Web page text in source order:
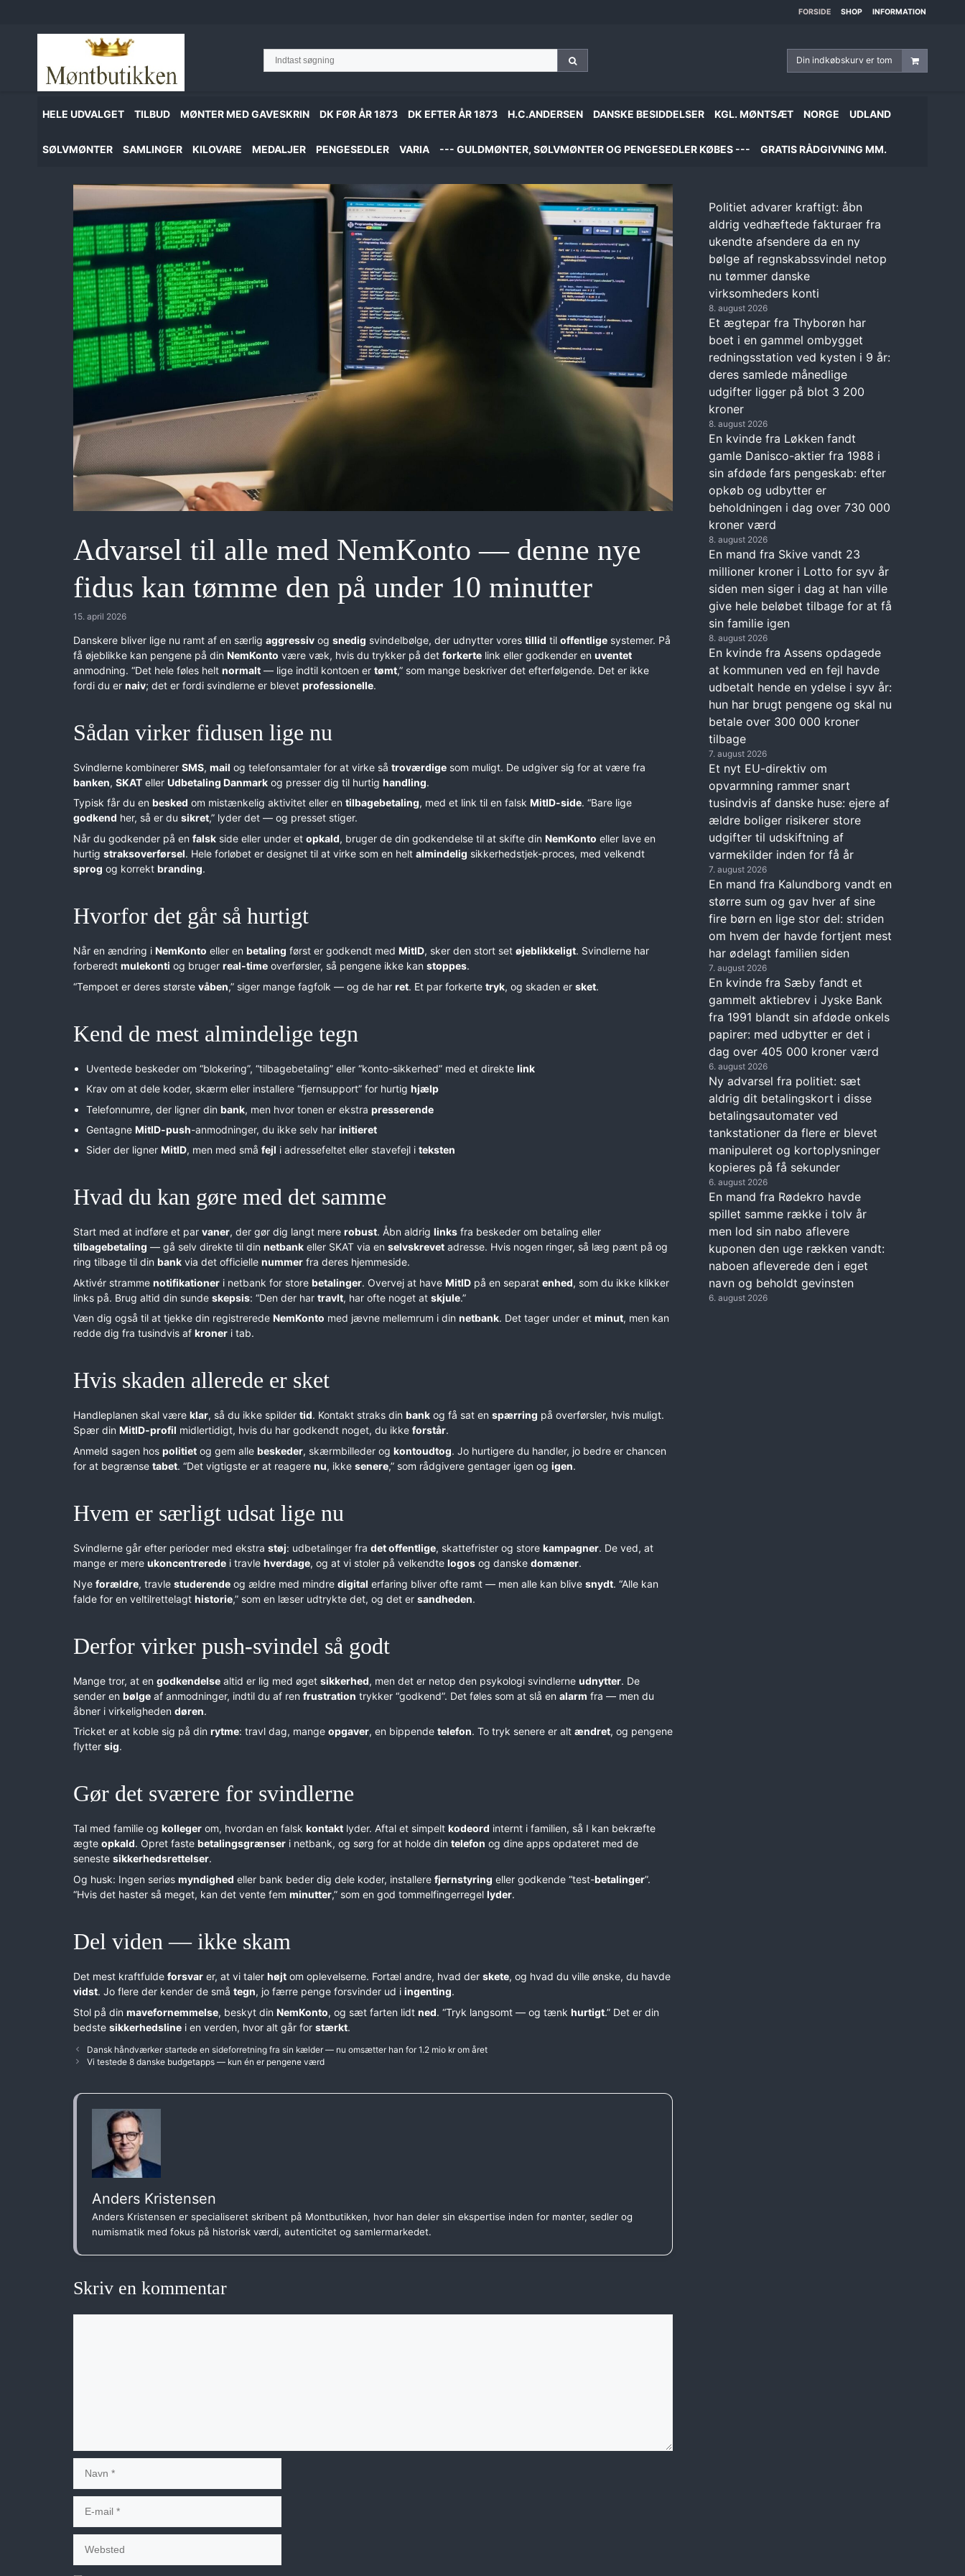
FORSIDE SHOP INFORMATION
Din indkøbskurv er tom
HELE UDVALGET TILBUD MØNTER MED GAVESKRIN DK FØR ÅR 1873 DK EFTER ÅR 1873 H.C.ANDERSEN DANSKE BESIDDELSER KGL. MØNTSÆT NORGE UDLAND
SØLVMØNTER SAMLINGER KILOVARE MEDALJER PENGESEDLER VARIA --- GULDMØNTER, SØLVMØNTER OG PENGESEDLER KØBES --- GRATIS RÅDGIVNING MM.
Advarsel til alle med NemKonto — denne nye
fidus kan tømme den på under 10 minutter
15. april 2026
Danskere bliver lige nu ramt af en særlig aggressiv og snedig svindelbølge, der udnytter vores tillid til offentlige systemer. På
få øjeblikke kan pengene på din NemKonto være væk, hvis du trykker på det forkerte link eller godkender en uventet
anmodning. “Det hele føles helt normalt — lige indtil kontoen er tømt,” som mange beskriver det efterfølgende. Det er ikke
fordi du er naiv; det er fordi svindlerne er blevet professionelle.
Sådan virker fidusen lige nu
Svindlerne kombinerer SMS, mail og telefonsamtaler for at virke så troværdige som muligt. De udgiver sig for at være fra
banken, SKAT eller Udbetaling Danmark og presser dig til hurtig handling.
Typisk får du en besked om mistænkelig aktivitet eller en tilbagebetaling, med et link til en falsk MitID-side. “Bare lige
godkend her, så er du sikret,” lyder det — og presset stiger.
Når du godkender på en falsk side eller under et opkald, bruger de din godkendelse til at skifte din NemKonto eller lave en
hurtig straksoverførsel. Hele forløbet er designet til at virke som en helt almindelig sikkerhedstjek-proces, med velkendt
sprog og korrekt branding.
Hvorfor det går så hurtigt
Når en ændring i NemKonto eller en betaling først er godkendt med MitID, sker den stort set øjeblikkeligt. Svindlerne har
forberedt mulekonti og bruger real-time overførsler, så pengene ikke kan stoppes.
“Tempoet er deres største våben,” siger mange fagfolk — og de har ret. Et par forkerte tryk, og skaden er sket.
Kend de mest almindelige tegn
Uventede beskeder om “blokering”, “tilbagebetaling” eller “konto-sikkerhed” med et direkte link
Krav om at dele koder, skærm eller installere “fjernsupport” for hurtig hjælp
Telefonnumre, der ligner din bank, men hvor tonen er ekstra presserende
Gentagne MitID-push-anmodninger, du ikke selv har initieret
Sider der ligner MitID, men med små fejl i adressefeltet eller stavefejl i teksten
Hvad du kan gøre med det samme
Start med at indføre et par vaner, der gør dig langt mere robust. Åbn aldrig links fra beskeder om betaling eller
tilbagebetaling — gå selv direkte til din netbank eller SKAT via en selvskrevet adresse. Hvis nogen ringer, så læg pænt på og
ring tilbage til din bank via det officielle nummer fra deres hjemmeside.
Aktivér stramme notifikationer i netbank for store betalinger. Overvej at have MitID på en separat enhed, som du ikke klikker
links på. Brug altid din sunde skepsis: “Den der har travlt, har ofte noget at skjule.”
Væn dig også til at tjekke din registrerede NemKonto med jævne mellemrum i din netbank. Det tager under et minut, men kan
redde dig fra tusindvis af kroner i tab.
Hvis skaden allerede er sket
Handleplanen skal være klar, så du ikke spilder tid. Kontakt straks din bank og få sat en spærring på overførsler, hvis muligt.
Spær din MitID-profil midlertidigt, hvis du har godkendt noget, du ikke forstår.
Anmeld sagen hos politiet og gem alle beskeder, skærmbilleder og kontoudtog. Jo hurtigere du handler, jo bedre er chancen
for at begrænse tabet. “Det vigtigste er at reagere nu, ikke senere,” som rådgivere gentager igen og igen.
Hvem er særligt udsat lige nu
Svindlerne går efter perioder med ekstra støj: udbetalinger fra det offentlige, skattefrister og store kampagner. De ved, at
mange er mere ukoncentrerede i travle hverdage, og at vi stoler på velkendte logos og danske domæner.
Nye forældre, travle studerende og ældre med mindre digital erfaring bliver ofte ramt — men alle kan blive snydt. “Alle kan
falde for en veltilrettelagt historie,” som en læser udtrykte det, og det er sandheden.
Derfor virker push-svindel så godt
Mange tror, at en godkendelse altid er lig med øget sikkerhed, men det er netop den psykologi svindlerne udnytter. De
sender en bølge af anmodninger, indtil du af ren frustration trykker “godkend”. Det føles som at slå en alarm fra — men du
åbner i virkeligheden døren.
Tricket er at koble sig på din rytme: travl dag, mange opgaver, en bippende telefon. To tryk senere er alt ændret, og pengene
flytter sig.
Gør det sværere for svindlerne
Tal med familie og kolleger om, hvordan en falsk kontakt lyder. Aftal et simpelt kodeord internt i familien, så I kan bekræfte
ægte opkald. Opret faste betalingsgrænser i netbank, og sørg for at holde din telefon og dine apps opdateret med de
seneste sikkerhedsrettelser.
Og husk: Ingen seriøs myndighed eller bank beder dig dele koder, installere fjernstyring eller godkende “test-betalinger”.
“Hvis det haster så meget, kan det vente fem minutter,” som en god tommelfingerregel lyder.
Del viden — ikke skam
Det mest kraftfulde forsvar er, at vi taler højt om oplevelserne. Fortæl andre, hvad der skete, og hvad du ville ønske, du havde
vidst. Jo flere der kender de små tegn, jo færre penge forsvinder ud i ingenting.
Stol på din mavefornemmelse, beskyt din NemKonto, og sæt farten lidt ned. “Tryk langsomt — og tænk hurtigt.” Det er din
bedste sikkerhedsline i en verden, hvor alt går for stærkt.
Dansk håndværker startede en sideforretning fra sin kælder — nu omsætter han for 1.2 mio kr om året
Vi testede 8 danske budgetapps — kun én er pengene værd
Anders Kristensen
Anders Kristensen er specialiseret skribent på Montbutikken, hvor han deler sin ekspertise inden for mønter, sedler og
numismatik med fokus på historisk værdi, autenticitet og samlermarkedet.
Skriv en kommentar
mail
Politiet advarer kraftigt: åbn
aldrig vedhæftede fakturaer fra
ukendte afsendere da en ny
bølge af regnskabssvindel netop
nu tømmer danske
virksomheders konti
8. august 2026
Et ægtepar fra Thyborøn har
boet i en gammel ombygget
redningsstation ved kysten i 9 år:
deres samlede månedlige
udgifter ligger på blot 3 200
kroner
8. august 2026
En kvinde fra Løkken fandt
gamle Danisco-aktier fra 1988 i
sin afdøde fars pengeskab: efter
opkøb og udbytter er
beholdningen i dag over 730 000
kroner værd
8. august 2026
En mand fra Skive vandt 23
millioner kroner i Lotto for syv år
siden men siger i dag at han ville
give hele beløbet tilbage for at få
sin familie igen
8. august 2026
En kvinde fra Assens opdagede
at kommunen ved en fejl havde
udbetalt hende en ydelse i syv år:
hun har brugt pengene og skal nu
betale over 300 000 kroner
tilbage
7. august 2026
Et nyt EU-direktiv om
opvarmning rammer snart
tusindvis af danske huse: ejere af
ældre boliger risikerer store
udgifter til udskiftning af
varmekilder inden for få år
7. august 2026
En mand fra Kalundborg vandt en
større sum og gav hver af sine
fire børn en lige stor del: striden
om hvem der havde fortjent mest
har ødelagt familien siden
7. august 2026
En kvinde fra Sæby fandt et
gammelt aktiebrev i Jyske Bank
fra 1991 blandt sin afdøde onkels
papirer: med udbytter er det i
dag over 405 000 kroner værd
6. august 2026
Ny advarsel fra politiet: sæt
aldrig dit betalingskort i disse
betalingsautomater ved
tankstationer da flere er blevet
manipuleret og kortoplysninger
kopieres på få sekunder
6. august 2026
En mand fra Rødekro havde
spillet samme række i tolv år
men lod sin nabo aflevere
kuponen den uge rækken vandt:
naboen afleverede den i eget
navn og beholdt gevinsten
6. august 2026